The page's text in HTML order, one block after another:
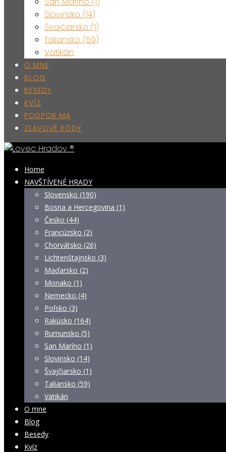
Slovinsko (14)
Švajčiarsko (1)
Taliansko (59)
Vatikán
O MNE
BLOG
BESEDY
KVÍZ
PODPOR MA
ZĽAVOVÉ KÓDY
Home
NAVŠTÍVENÉ HRADY
Slovensko (190)
Bosna a Hercegovina (1)
Česko (44)
Francúzsko (2)
Chorvátsko (26)
Lichtenštajnsko (3)
Maďarsko (2)
Monako (1)
Nemecko (4)
Poľsko (3)
Rakúsko (164)
Rumunsko (5)
San Maríno (1)
Slovinsko (14)
Švajčiarsko (1)
Taliansko (59)
Vatikán
O mne
Blog
Besedy
Kvíz